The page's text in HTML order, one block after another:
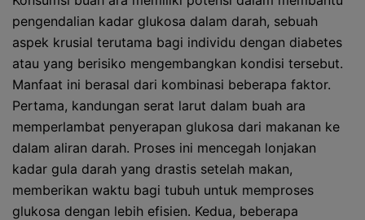
pengendalian kadar glukosa dalam darah, sebuah
aspek krusial terutama bagi individu dengan diabetes
atau yang berisiko mengembangkan kondisi tersebut.
Manfaat ini berasal dari kombinasi beberapa faktor.
Pertama, kandungan serat larut dalam buah ara
memperlambat penyerapan glukosa dari makanan ke
dalam aliran darah. Proses ini mencegah lonjakan
kadar gula darah yang drastis setelah makan,
memberikan waktu bagi tubuh untuk memproses
glukosa dengan lebih efisien. Kedua, beberapa